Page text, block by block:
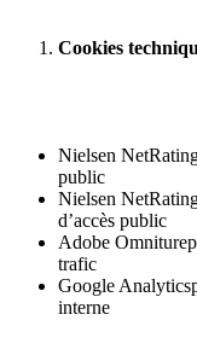
Cookies
Nielsen
public
Nielsen
d’accès public
Adobe
trafic
Google
interne